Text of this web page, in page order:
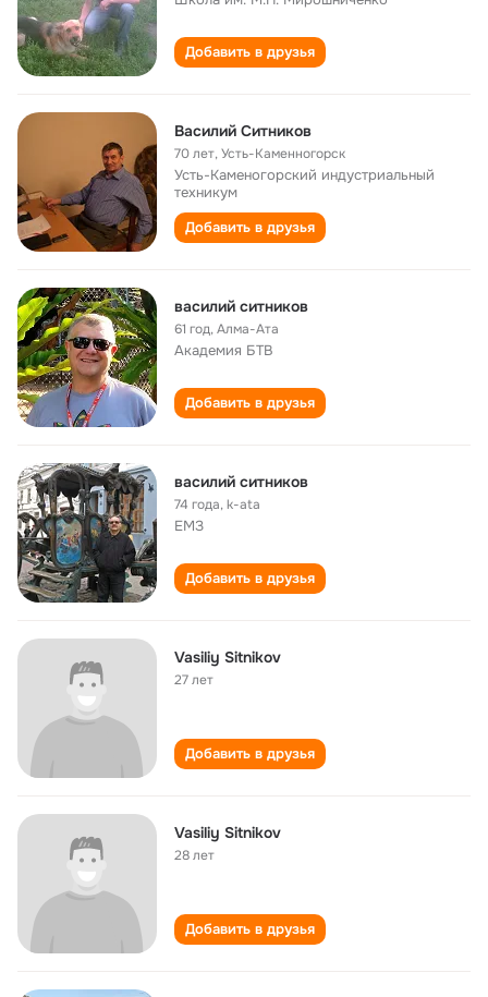
Добавить в друзья
Василий Ситников
70 лет,Усть-Каменногорск
Усть-Каменогорский индустриальный
техникум
Добавить в друзья
василий ситников
61 год,Алма-Ата
Академия БТВ
Добавить в друзья
василий ситников
74 года,k-ata
ЕМЗ
Добавить в друзья
Vasiliy Sitnikov
27 лет
Добавить в друзья
Vasiliy Sitnikov
28 лет
Добавить в друзья